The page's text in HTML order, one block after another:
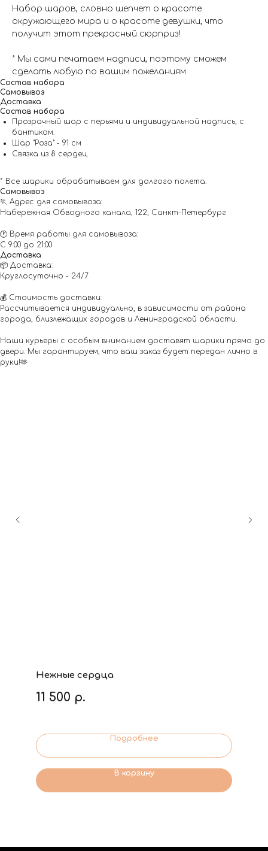
Набор шаров, словно шепчет о красоте
окружающего мира и о красоте девушки, что
получит этот прекрасный сюрприз!
* Мы сами печатаем надписи, поэтому сможем
сделать любую по вашим пожеланиям
Состав набора
Самовывоз
Доставка
Состав набора
Прозрачный шар с перьями и индивидуальной надпись, с
бантиком.
Шар "Роза" - 91 см
Связка из 8 сердец
* Все шарики обрабатываем для долгого полета.
Самовывоз
🏃 Адрес для самовывоза:
Набережная Обводного канала, 122, Санкт-Петербург
🕐 Время работы для самовывоза:
С 9:00 до 21:00
Доставка
📦 Доставка:
Круглосуточно - 24/7
💰 Стоимость доставки:
Рассчитывается индивидуально, в зависимости от района
города, близлежащих городов и Ленинградской области.
Наши курьеры с особым вниманием доставят шарики прямо до
двери. Мы гарантируем, что ваш заказ будет передан лично в
руки!🫶
Нежные сердца
11 500 р.
Подробнее
В корзину